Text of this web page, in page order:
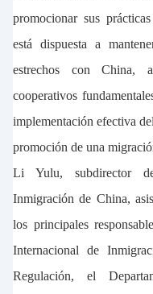
promocionar sus
está dispuesta a
estrechos con China,
cooperativos
implementación efectiva
promoción de una
Li Yulu, subdirector
Inmigración de China,
los principales
Internacional de
Regulación, el